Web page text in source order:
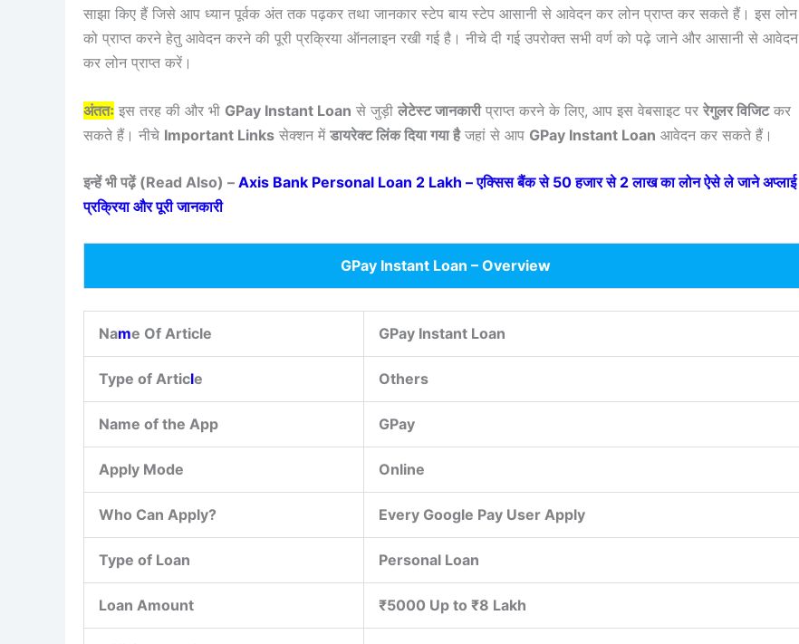
साझा किए हैं जिसे आप ध्यान पूर्वक अंत तक पढ़कर तथा जानकार स्टेप बाय स्टेप आसानी से आवेदन कर लोन प्राप्त कर सकते हैं। इस लोन
को प्राप्त करने हेतु आवेदन करने की पूरी प्रक्रिया ऑनलाइन रखी गई है। नीचे दी गई उपरोक्त सभी वर्ण को पढ़े जाने और आसानी से आवेदन
कर लोन प्राप्त करें।
अंततः इस तरह की और भी GPay Instant Loan से जुड़ी लेटेस्ट जानकारीप्राप्त करने के लिए, आप इस वेबसाइट पर रेगुलर विजिटकर
सकते हैं। नीचे Important Links सेक्शन में डायरेक्ट लिंक दिया गया हैजहां से आप GPay Instant Loan आवेदन कर सकते हैं।
इन्हें भी पढ़ें (Read Also) – Axis Bank Personal Loan 2 Lakh – एक्सिस बैंक से 50 हजार से 2 लाख का लोन ऐसे ले जाने अप्लाई
प्रक्रिया और पूरी जानकारी
GPay Instant Loan – Overview
Name Of Article GPay Instant Loan
Type of Article Others
Name of the App GPay
Apply Mode Online
Who Can Apply? Every Google Pay User Apply
Type of Loan Personal Loan
Loan Amount ₹5000 Up to ₹8 Lakh